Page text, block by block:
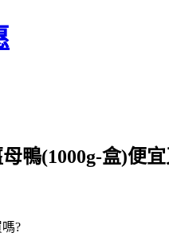
鴨(1000g-盒)便
?